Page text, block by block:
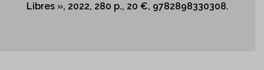
Libres », 2022, 280 p., 20 €, 9782898330308.